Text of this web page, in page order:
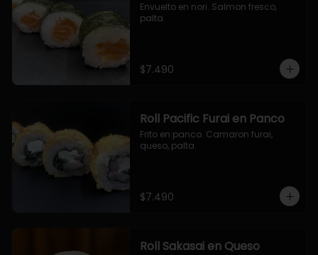
Envuelto en nori. Salmon fresco,
palta.
$7.490
Roll Pacific Furai en Panco
Frito en panco. Camaron furai,
queso, palta.
$7.490
Roll Sakasai en Queso